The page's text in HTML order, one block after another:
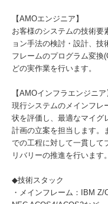
【AMOエンジニア】
お客様のシステムの技術要
ョン手法の検討・設計、
フレームのプログラム変
どの実作業を行います。
【AMOインフラエンジニア
現行システムのメインフレ
状を評価し、最適なマイグ
計画の立案を担当します。
での工程に対して一貫して
リバリーの推進を行います。
◆技術スタック
・メインフレーム：IBM